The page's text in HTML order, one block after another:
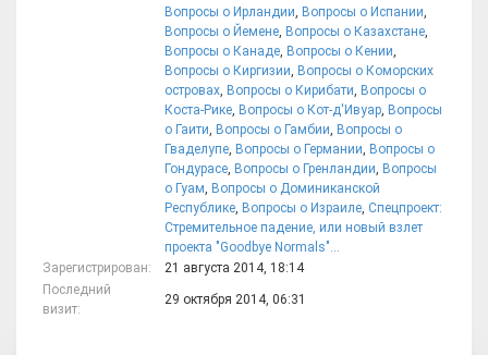
Вопросы о Ирландии, Вопросы о Испании,
Вопросы о Йемене, Вопросы о Казахстане,
Вопросы о Канаде, Вопросы о Кении,
Вопросы о Киргизии, Вопросы о Коморских
островах, Вопросы о Кирибати, Вопросы о
Коста-Рике, Вопросы о Кот-д'Ивуар, Вопросы
о Гаити, Вопросы о Гамбии, Вопросы о
Гваделупе, Вопросы о Германии, Вопросы о
Гондурасе, Вопросы о Гренландии, Вопросы
о Гуам, Вопросы о Доминиканской
Республике, Вопросы о Израиле, Спецпроект:
Стремительное падение, или новый взлет
проекта "Goodbye Normals"...
Зарегистрирован:
21 августа 2014, 18:14
Последний
визит:
29 октября 2014, 06:31